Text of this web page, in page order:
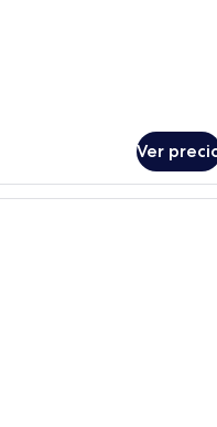
Ver
Una habitación de hotel con